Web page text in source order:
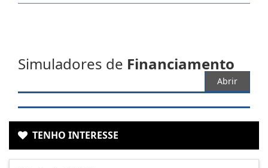
Simuladores de Financiamento
Abrir
TENHO INTERESSE